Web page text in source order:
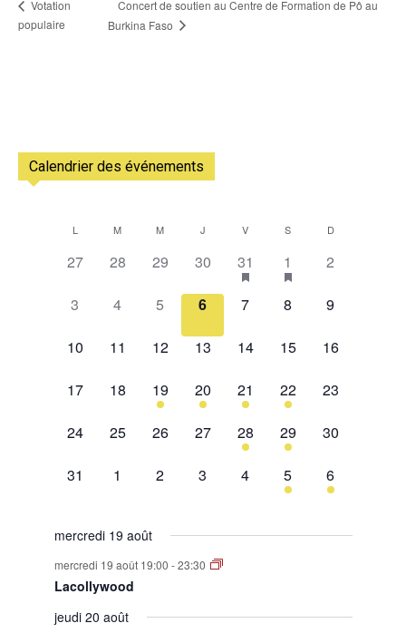
Votation
populaire
Concert de soutien au Centre de Formation de Pô au
Burkina Faso
Calendrier des événements
Calendrier
de
Évènements
L M M J V S D
0
27
0
28
0
29
0
évènement,
30
1
évènement,
31
2
évènements,
1
0
2
0
3
0
4
0
5
0
6
0
7
0
8
0
9
0
10
0
11
0
12
0
13
0
14
0
15
0
16
0
17
0
évènement,
18
1
évènement,
19
2
évènements,
20
1
évènement,
21
2
évènements,
22
0
23
0
24
0
25
0
26
0
évènement,
27
1
évènement,
28
1
évènement,
29
0
30
0
31
0
1
0
2
0
3
0
évènement,
4
1
évènement,
5
1
évènement,
6
mercredi 19 août
mercredi 19 août 19:00 -23:30
Lacollywood
jeudi 20 août